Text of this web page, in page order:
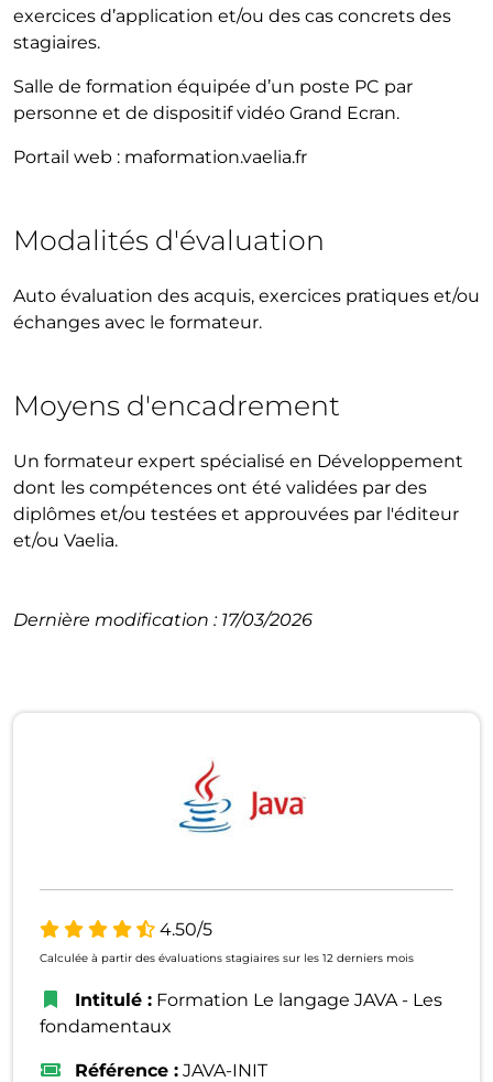
exercices d’application et/ou des cas concrets des
stagiaires.
Salle de formation équipée d’un poste PC par
personne et de dispositif vidéo Grand Ecran.
Portail web : maformation.vaelia.fr
Modalités d'évaluation
Auto évaluation des acquis, exercices pratiques et/ou
échanges avec le formateur.
Moyens d'encadrement
Un formateur expert spécialisé en Développement
dont les compétences ont été validées par des
diplômes et/ou testées et approuvées par l'éditeur
et/ou Vaelia.
Dernière modification : 17/03/2026
4.50/5
Calculée à partir des évaluations stagiaires sur les 12 derniers mois
Intitulé : Formation Le langage JAVA - Les
fondamentaux
Référence : JAVA-INIT